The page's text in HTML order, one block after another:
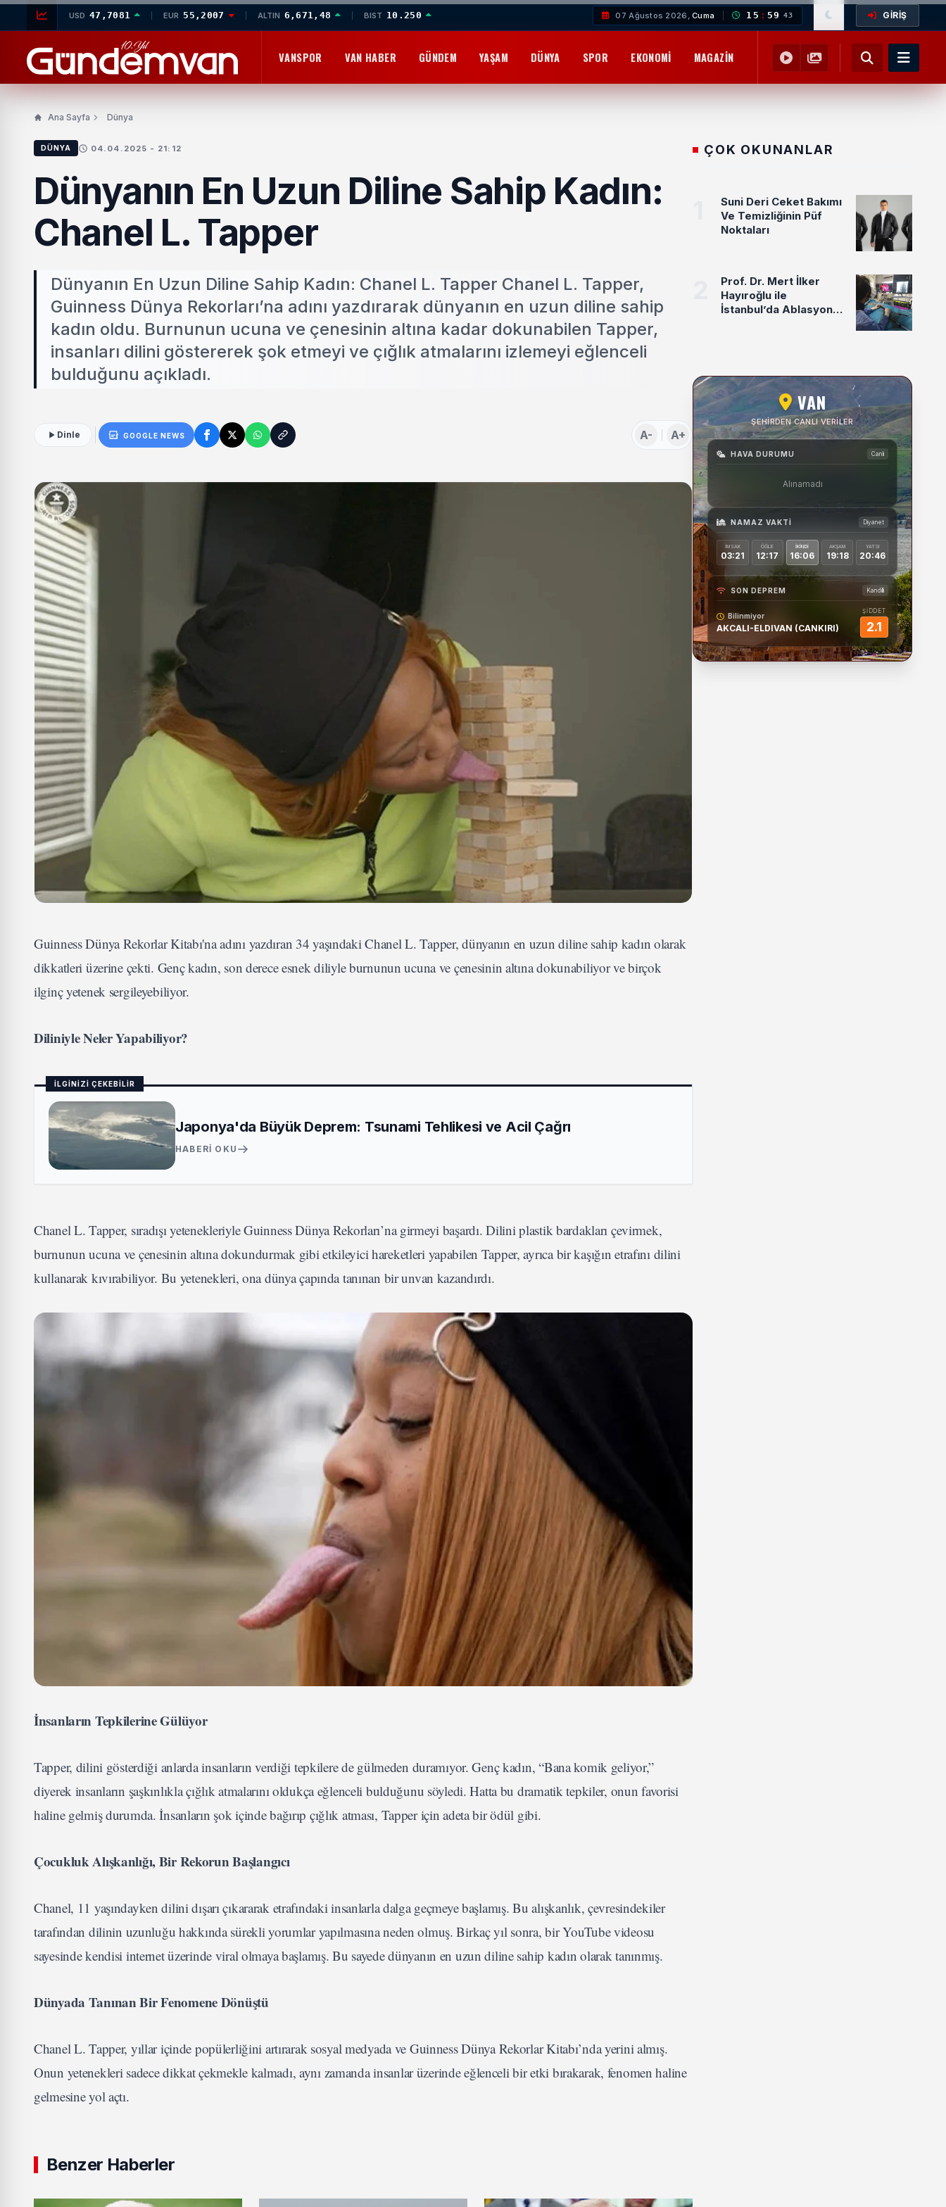
USD 47,7081 EUR 55,2007 ALTIN 6,671,48 BIST 10.250 07 Ağustos 2026,Cuma 15 : 59 45 GİRİŞ
VANSPOR VAN HABER GÜNDEM YAŞAM DÜNYA SPOR EKONOMI MAGAZIN YEMEK TARIFLERI SAĞLIK
Ana Sayfa Dünya
DÜNYA 04.04.2025 - 21:12
Dünyanın En Uzun Diline Sahip Kadın:
Chanel L. Tapper
Dünyanın En Uzun Diline Sahip Kadın: Chanel L. Tapper Chanel L. Tapper,
Guinness Dünya Rekorları’na adını yazdırarak dünyanın en uzun diline sahip
kadın oldu. Burnunun ucuna ve çenesinin altına kadar dokunabilen Tapper,
insanları dilini göstererek şok etmeyi ve çığlık atmalarını izlemeyi eğlenceli
bulduğunu açıkladı.
Dinle GOOGLE NEWS A- A+
Guinness Dünya Rekorlar Kitabı'na adını yazdıran 34 yaşındaki Chanel L. Tapper, dünyanın en uzun diline sahip kadın olarak
dikkatleri üzerine çekti. Genç kadın, son derece esnek diliyle burnunun ucuna ve çenesinin altına dokunabiliyor ve birçok
ilginç yetenek sergileyebiliyor.
Diliniyle Neler Yapabiliyor?
İLGİNİZİ ÇEKEBİLİR
Japonya'da Büyük Deprem: Tsunami Tehlikesi ve Acil Çağrı
HABERI OKU
Chanel L. Tapper, sıradışı yetenekleriyle Guinness Dünya Rekorları’na girmeyi başardı. Dilini plastik bardakları çevirmek,
burnunun ucuna ve çenesinin altına dokundurmak gibi etkileyici hareketleri yapabilen Tapper, ayrıca bir kaşığın etrafını dilini
kullanarak kıvırabiliyor. Bu yetenekleri, ona dünya çapında tanınan bir unvan kazandırdı.
İnsanların Tepkilerine Gülüyor
Tapper, dilini gösterdiği anlarda insanların verdiği tepkilere de gülmeden duramıyor. Genç kadın, “Bana komik geliyor,”
diyerek insanların şaşkınlıkla çığlık atmalarını oldukça eğlenceli bulduğunu söyledi. Hatta bu dramatik tepkiler, onun favorisi
haline gelmiş durumda. İnsanların şok içinde bağırıp çığlık atması, Tapper için adeta bir ödül gibi.
Çocukluk Alışkanlığı, Bir Rekorun Başlangıcı
Chanel, 11 yaşındayken dilini dışarı çıkararak etrafındaki insanlarla dalga geçmeye başlamış. Bu alışkanlık, çevresindekiler
tarafından dilinin uzunluğu hakkında sürekli yorumlar yapılmasına neden olmuş. Birkaç yıl sonra, bir YouTube videosu
sayesinde kendisi internet üzerinde viral olmaya başlamış. Bu sayede dünyanın en uzun diline sahip kadın olarak tanınmış.
Dünyada Tanınan Bir Fenomene Dönüştü
Chanel L. Tapper, yıllar içinde popülerliğini artırarak sosyal medyada ve Guinness Dünya Rekorlar Kitabı’nda yerini almış.
Onun yetenekleri sadece dikkat çekmekle kalmadı, aynı zamanda insanlar üzerinde eğlenceli bir etki bırakarak, fenomen haline
gelmesine yol açtı.
Benzer Haberler
ÇOK OKUNANLAR
Suni Deri Ceket Bakımı
Ve Temizliğinin Püf
Noktaları
Prof. Dr. Mert İlker
Hayıroğlu ile
İstanbul’da Ablasyon
VAN
ŞEHIRDEN CANLI VERILER
HAVA DURUMU Canlı
Alınamadı
NAMAZ VAKTI Diyanet
İMSAK
03:21
ÖĞLE
12:17
İKINDI
16:06
AKŞAM
19:18
YATSI
20:46
SON DEPREM Kandilli
Bilinmiyor
AKCALI-ELDIVAN (CANKIRI)
ŞİDDET
2.1